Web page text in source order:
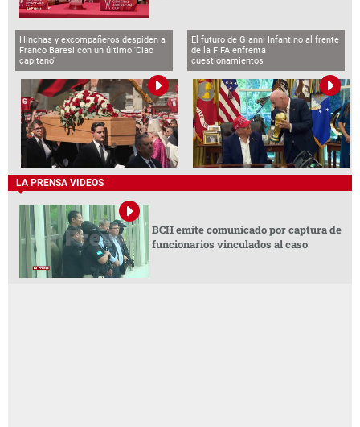
Hinchas y excompañeros despiden a
Franco Baresi con un último 'Ciao
capitano'
El futuro de Gianni Infantino al frente
de la FIFA enfrenta
cuestionamientos
LA PRENSA VIDEOS
BCH emite comunicado por captura de
funcionarios vinculados al caso